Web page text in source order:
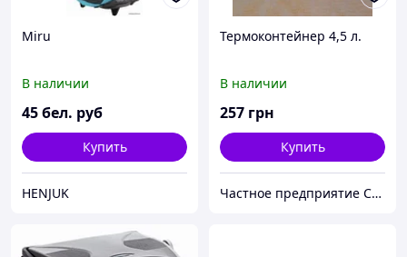
Miru
В наличии
45бел. руб
Купить
HENJUK
Термоконтейнер 4,5 л.
В наличии
257 грн
Купить
Частное предприятие София Мед